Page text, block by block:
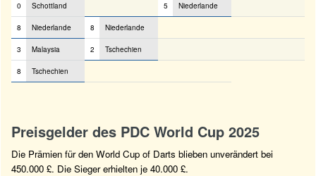
0 Schottland 5 Niederlande
8 Niederlande 8 Niederlande
3 Malaysia 2 Tschechien
8 Tschechien
Preisgelder des PDC World Cup 2025
Die Prämien für den World Cup of Darts blieben unverändert bei
450.000 £. Die Sieger erhielten je 40.000 £.